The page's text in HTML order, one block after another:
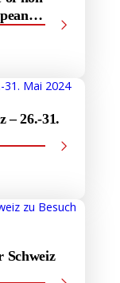
– 26.-31.
Schweiz